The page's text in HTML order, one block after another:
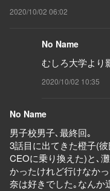
2020/10/02 06:02
No Name
むしろ大学より
2020/10/02 10:35
No Name
男子校男子､最終回｡
3話目に出てきた橙子(
CEOに乗り換えた)と､
かったけれど行けなか
奈は好きでした｡なんか